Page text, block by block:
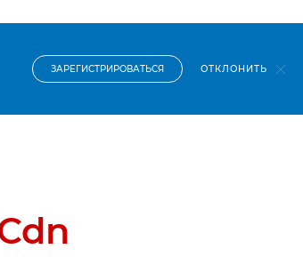
ЗАРЕГИСТРИРОВАТЬСЯ ОТКЛОНИТЬ